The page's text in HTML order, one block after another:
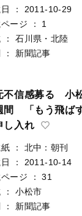
：
2011-10-29
ージ
：
1
：
石川県・北陸
： 新聞記事
不信感募る 小
間 「もう飛ば
し入れ
：
北中：朝刊
：
2011-10-14
ージ
：
31
：
小松市
： 新聞記事